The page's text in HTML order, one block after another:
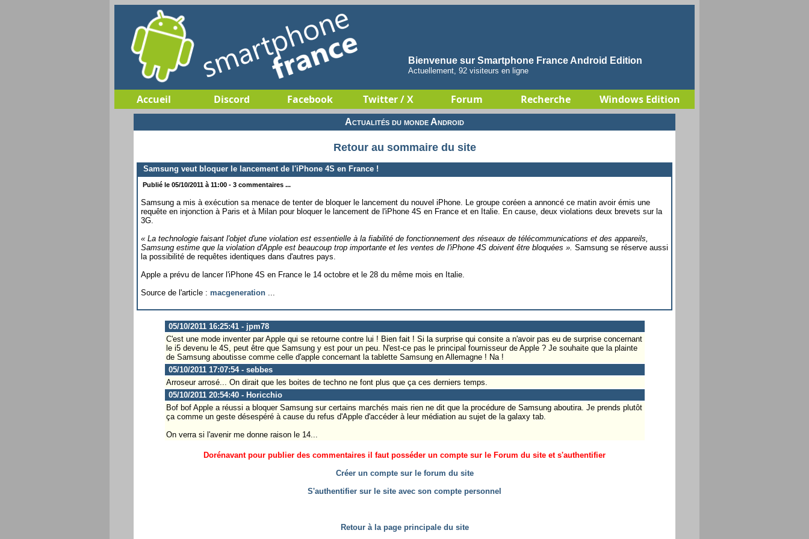
Bienvenue sur Smartphone France Android Edition
Actuellement, 92 visiteurs en ligne
Accueil Discord Facebook Twitter / X Forum Recherche Windows Edition
Actualités du monde Android
Retour au sommaire du site
Samsung veut bloquer le lancement de l'iPhone 4S en France !
Publié le 05/10/2011 à 11:00 - 3 commentaires ...
Samsung a mis à exécution sa menace de tenter de bloquer le lancement du nouvel iPhone. Le groupe coréen a annoncé ce matin avoir émis une
requête en injonction à Paris et à Milan pour bloquer le lancement de l'iPhone 4S en France et en Italie. En cause, deux violations deux brevets sur la
3G.
« La technologie faisant l'objet d'une violation est essentielle à la fiabilité de fonctionnement des réseaux de télécommunications et des appareils,
Samsung estime que la violation d'Apple est beaucoup trop importante et les ventes de l'iPhone 4S doivent être bloquées ». Samsung se réserve aussi
la possibilité de requêtes identiques dans d'autres pays.
Apple a prévu de lancer l'iPhone 4S en France le 14 octobre et le 28 du même mois en Italie.
Source de l'article : macgeneration
05/10/2011 16:25:41 - jpm78
C'est une mode inventer par Apple qui se retourne contre lui ! Bien fait ! Si la surprise qui consite a n'avoir pas eu de surprise concernant
le i5 devenu le 4S, peut être que Samsung y est pour un peu. N'est-ce pas le principal fournisseur de Apple ? Je souhaite que la plainte
de Samsung aboutisse comme celle d'apple concernant la tablette Samsung en Allemagne ! Na !
05/10/2011 17:07:54 - sebbes
Arroseur arrosé... On dirait que les boites de techno ne font plus que ça ces derniers temps.
05/10/2011 20:54:40 - Horicchio
Bof bof Apple a réussi a bloquer Samsung sur certains marchés mais rien ne dit que la procédure de Samsung aboutira. Je prends plutôt
ça comme un geste désespéré à cause du refus d'Apple d'accéder à leur médiation au sujet de la galaxy tab.
On verra si l'avenir me donne raison le 14...
Dorénavant pour publier des commentaires il faut posséder un compte sur le Forum du site et s'authentifier
Créer un compte sur le forum du site
S'authentifier sur le site avec son compte personnel
Retour à la page principale du site